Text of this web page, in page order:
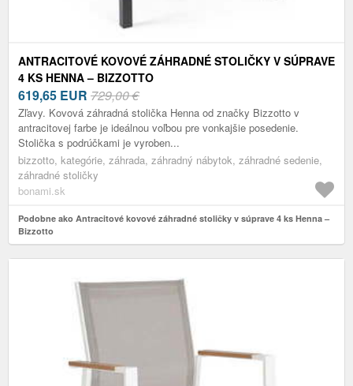
ANTRACITOVÉ KOVOVÉ ZÁHRADNÉ STOLIČKY V SÚPRAVE
4 KS HENNA – BIZZOTTO
619,65 EUR 729,00 €
Zľavy. Kovová záhradná stolička Henna od značky Bizzotto v
antracitovej farbe je ideálnou voľbou pre vonkajšie posedenie.
Stolička s podrúčkami je vyroben...
bizzotto, kategórie, záhrada, záhradný nábytok, záhradné sedenie,
záhradné stoličky
bonami.sk
Podobne ako Antracitové kovové záhradné stoličky v súprave 4 ks Henna –
Bizzotto